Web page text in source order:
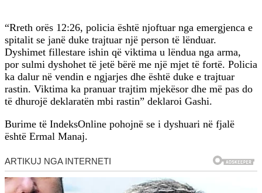
“Rreth orës 12:26, policia është njoftuar nga emergjenca e
spitalit se janë duke trajtuar një person të lënduar.
Dyshimet fillestare ishin që viktima u lëndua nga arma,
por sulmi dyshohet të jetë bërë me një mjet të fortë. Policia
ka dalur në vendin e ngjarjes dhe është duke e trajtuar
rastin. Viktima ka pranuar trajtim mjekësor dhe më pas do
të dhurojë deklaratën mbi rastin” deklaroi Gashi.
Burime të IndeksOnline pohojnë se i dyshuari në fjalë
është Ermal Manaj.